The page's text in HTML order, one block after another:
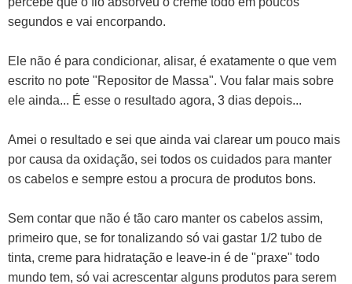
segundos e vai encorpando.
Ele não é para condicionar, alisar, é exatamente o que vem
escrito no pote "Repositor de Massa". Vou falar mais sobre
ele ainda... É esse o resultado agora, 3 dias depois...
Amei o resultado e sei que ainda vai clarear um pouco mais
por causa da oxidação, sei todos os cuidados para manter
os cabelos e sempre estou a procura de produtos bons.
Sem contar que não é tão caro manter os cabelos assim,
primeiro que, se for tonalizando só vai gastar 1/2 tubo de
tinta, creme para hidratação e leave-in é de "praxe" todo
mundo tem, só vai acrescentar alguns produtos para serem